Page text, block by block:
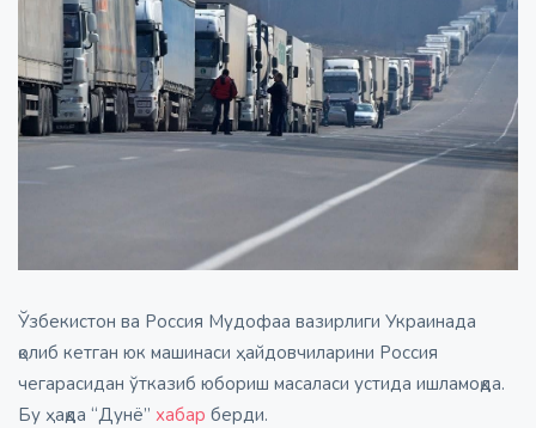
Ўзбекистон ва Россия Мудофаа вазирлиги Украинада
қолиб кетган юк машинаси ҳайдовчиларини Россия
чегарасидан ўтказиб юбориш масаласи устида ишламоқда.
Бу ҳақда “Дунё” хабар берди.